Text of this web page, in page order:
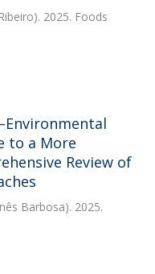
2025. Foods
to a More
Review of
Barbosa). 2025.